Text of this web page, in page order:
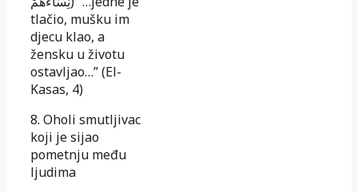
tla­čio, mušku im
djecu klao, a
žensku u životu
ostavljao…” (El-
Kasas, 4)
8. Oholi smutljivac
koji je sijao
pometnju među
ljudima